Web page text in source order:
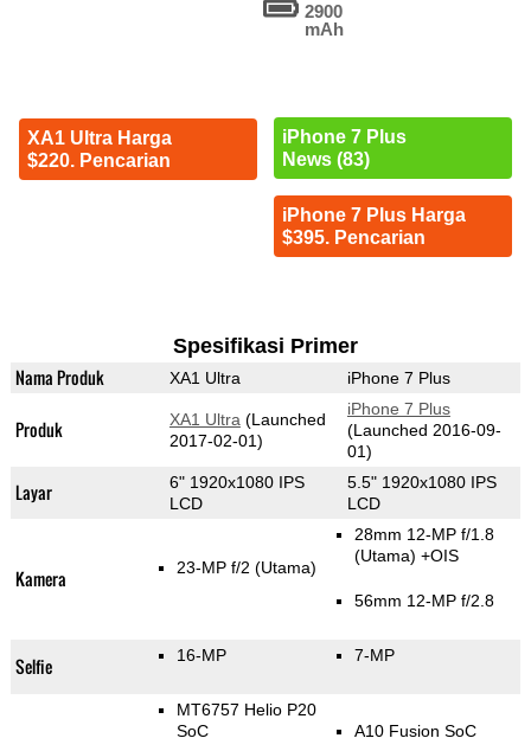
XA1 Ultra Harga
$220. Pencarian
2900
mAh
iPhone 7 Plus
News (83)
iPhone 7 Plus Harga
$395. Pencarian
Spesifikasi Primer
Nama Produk XA1 Ultra iPhone 7 Plus
Produk XA1 Ultra (Launched
2017-02-01)
iPhone 7 Plus
(Launched 2016-09-
01)
Layar
6" 1920x1080 IPS
LCD
5.5" 1920x1080 IPS
LCD
Kamera 23-MP f/2 (Utama)
28mm 12-MP f/1.8
(Utama) +OIS
56mm 12-MP f/2.8
Selfie 16-MP 7-MP
MT6757 Helio P20
SoC
A10 Fusion SoC